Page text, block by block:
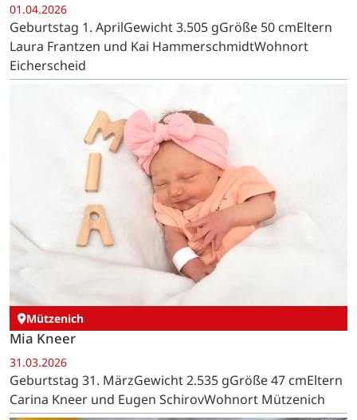
01.04.2026
Geburtstag 1. AprilGewicht 3.505 gGröße 50 cmEltern
Laura Frantzen und Kai HammerschmidtWohnort
Eicherscheid
Mützenich
Mia Kneer
31.03.2026
Geburtstag 31. MärzGewicht 2.535 gGröße 47 cmEltern
Carina Kneer und Eugen SchirovWohnort Mützenich